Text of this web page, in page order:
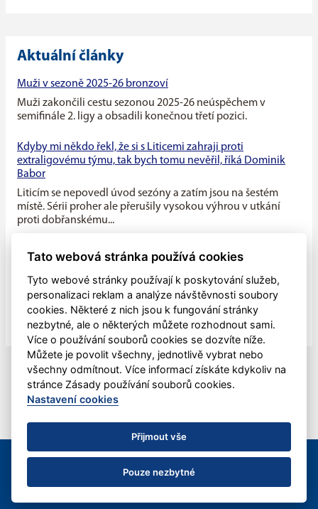
Aktuální články
Muži v sezoně 2025-26 bronzoví
Muži zakončili cestu sezonou 2025-26 neúspěchem v
semifinále 2. ligy a obsadili konečnou třetí pozici.
Kdyby mi někdo řekl, že si s Liticemi zahraji proti
extraligovému týmu, tak bych tomu nevěřil, říká Dominik
Babor
Liticím se nepovedl úvod sezóny a zatím jsou na šestém
místě. Sérii proher ale přerušily vysokou výhrou v utkání
proti dobřanskému...
Máme v týmu ideální kombinaci dravého mládí a zkušenosti
starších hráčů, říká kapitán Litic Zdeněk Slanec
Litice v minulé sezóně soupeřily o první místo v základní
části, nakonec se umístily na druhé pozici, po play off jim
patřila...
© 2012 - 2026 HBC Plzeň-Litice, z.s. &eSports.cz|Kontaktujte
nás
Tato webová stránka používá cookies
Tyto webové stránky používají k poskytování služeb,
personalizaci reklam a analýze návštěvnosti soubory
cookies. Některé z nich jsou k fungování stránky
nezbytné, ale o některých můžete rozhodnout sami.
Více o používání souborů cookies se dozvíte níže.
Můžete je povolit všechny, jednotlivě vybrat nebo
všechny odmítnout. Více informací získáte kdykoliv na
stránce Zásady používání souborů cookies.
Nastavení cookies
Přijmout vše
Pouze nezbytné